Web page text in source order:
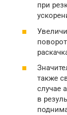
при
также
случае
в